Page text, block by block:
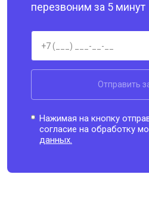
перезвоним за 5 минут
Отправить
Нажимая на кнопку
согласие на обработку
данных.